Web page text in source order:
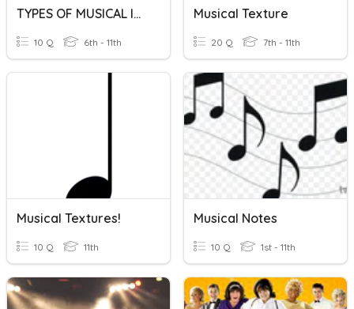
TYPES OF MUSICAL INSTRUMENTS
10 Q 6th - 11th
Musical Texture
20 Q 7th - 11th
Musical Textures!
10 Q 11th
Musical Notes
10 Q 1st - 11th